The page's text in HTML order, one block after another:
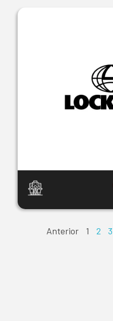
Anterior 1 2 3